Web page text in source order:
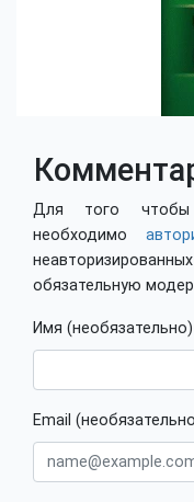
Для того чтобы
необходимо
обязательную
Имя (необязательно)
Email